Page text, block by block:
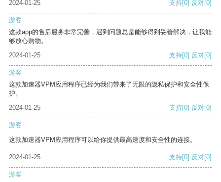
2024-01-25
支持[0] 反对[0]
游客
这款app的售后服务非常完善，遇到问题总是能够得到妥善解决，让我能
够放心购物。
2024-01-25
支持[0] 反对[0]
游客
这款加速器VPM应用程序已经为我们带来了无限的隐私保护和安全性保
护。
2024-01-25
支持[0] 反对[0]
游客
这款加速器VPM应用程序可以给你提供最高速度和安全性的连接。
2024-01-25 支持[0] 反对[0]
游客